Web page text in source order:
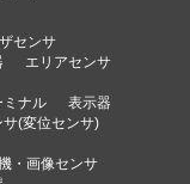
センサ
エリアセンサ
ミナル
表示器
(変位センサ)
・画像センサ